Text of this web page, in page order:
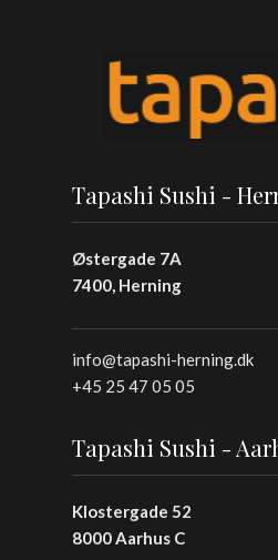
Tapashi Sushi -
Østergade 7A
7400, Herning
info@tapashi-herning.dk
+45 25 47 05 05
Tapashi Sushi -
Klostergade 52
8000 Aarhus C